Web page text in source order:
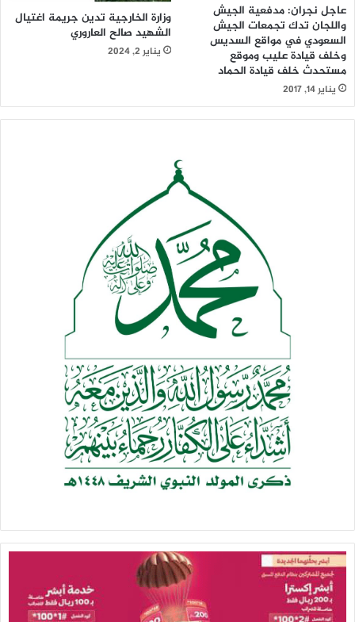
عاجل نجران: مدفعية الجيش
واللجان تدك تجمعات الجيش
السعودي في مواقع السديس
وخلف قيادة عليب وموقع
مستحدث خلف قيادة الحماد
يناير 14, 2017
وزارة الخارجية تدين جريمة اغتيال
الشهيد صالح العاروري
يناير 2, 2024